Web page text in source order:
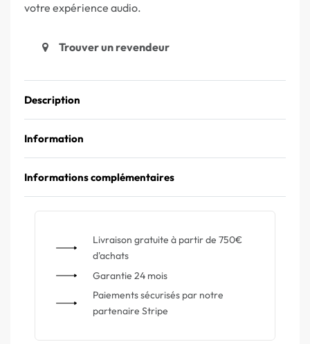
votre expérience audio.
Trouver un revendeur
Description
Information
Informations complémentaires
Livraison gratuite à partir de 750€
d'achats
Garantie 24 mois
Paiements sécurisés par notre
partenaire Stripe